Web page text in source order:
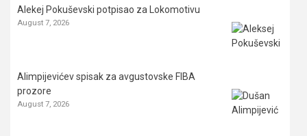
Alekej Pokuševski potpisao za Lokomotivu
August 7, 2026
Alimpijevićev spisak za avgustovske FIBA
prozore
August 7, 2026